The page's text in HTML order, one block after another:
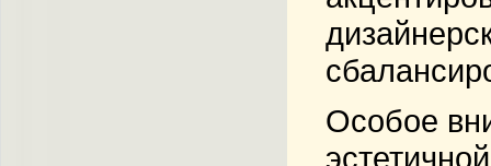
Особое